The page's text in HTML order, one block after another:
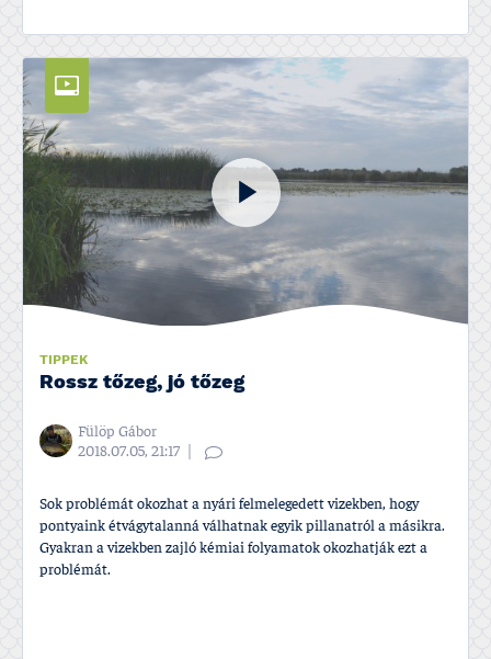
TIPPEK
Rossz tőzeg, jó tőzeg
Fülöp Gábor
2018.07.05, 21:17
Sok problémát okozhat a nyári felmelegedett vizekben, hogy
pontyaink étvágytalanná válhatnak egyik pillanatról a másikra.
Gyakran a vizekben zajló kémiai folyamatok okozhatják ezt a
problémát.